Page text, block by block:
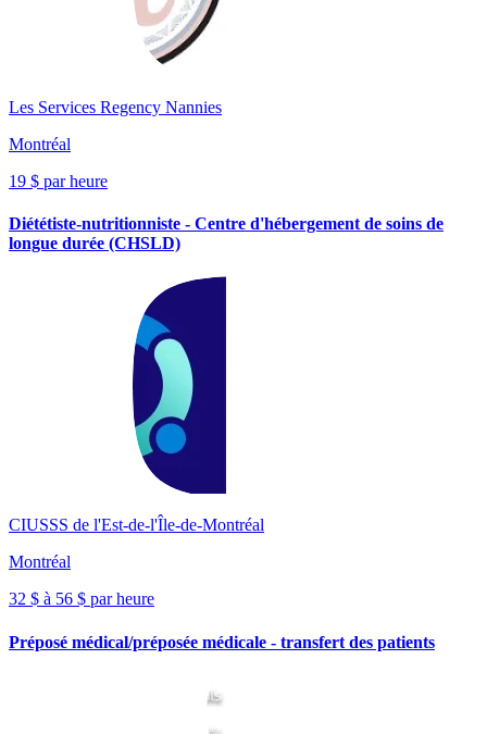
Les Services Regency Nannies
Montréal
19 $ par heure
Diététiste-nutritionniste - Centre d'hébergement de soins de
longue durée (CHSLD)
CIUSSS de l'Est-de-l'Île-de-Montréal
Montréal
32 $ à 56 $ par heure
Préposé médical/préposée médicale - transfert des patients